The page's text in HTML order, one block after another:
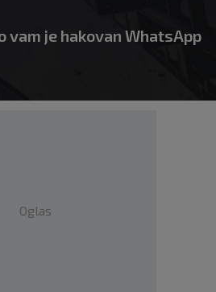
vam je hakovan WhatsApp
Oglas